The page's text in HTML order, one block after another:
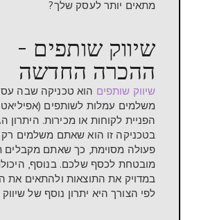
מתאים יותר לעסק שלך?
שיווק שותפים -
ההכרה החדשה
שיווק שותפיםהוא טכניקה שבה עסקים
משלמים עמלות לשותפים (אפיליאטים)
הפניית לקוחות או מכירות. היתרון הגדול
בטכניקה זו הוא שאתם משלמים רק עבור
פעולה מסוימת, כך שאתם מקבלים
מובטחת לכסף שלכם. בנוסף, היכולת
במדויק את התוצאות ולהתאים את
לפי הצורך היא יתרון נוסף של שיווק